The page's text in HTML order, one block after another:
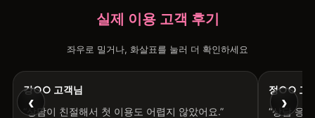
실제 이용 고객 후기
좌우로 밀거나, 화살표를 눌러 더 확인하세요
‹
강○○ 고객님
“상담이 친절해서 첫 이용도 어렵지 않았어요.”
정○○ 고
“상담 응
›